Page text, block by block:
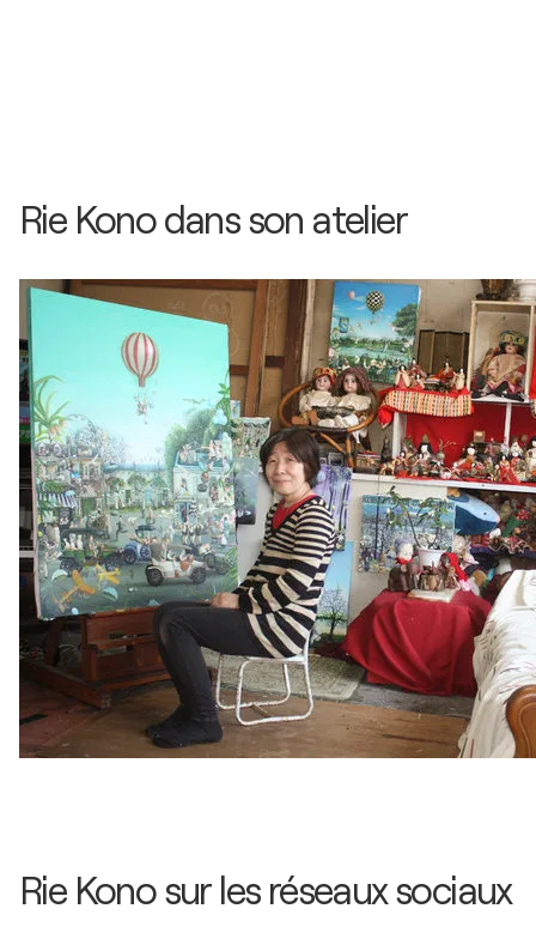
Rie Kono dans son atelier
Rie Kono sur les réseaux sociaux